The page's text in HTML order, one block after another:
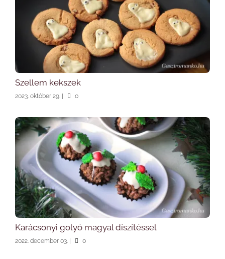
Szellem kekszek
2023. október 29. 0
Karácsonyi golyó magyal díszítéssel
2022. december 03. 0